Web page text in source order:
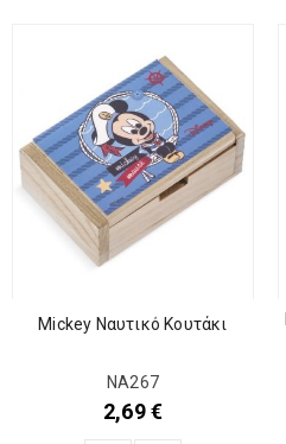
Mickey Ναυτικό Κουτάκι
ΝΑ267
2,69€